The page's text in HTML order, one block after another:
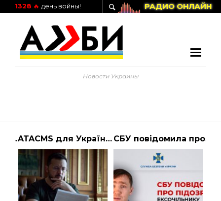
РАДИО ОНЛАЙН
1328 🔥 день войны!
Новости Украины
Різдво в Україні – привітання від Зеленського, Залужного та Шмигаля ATACMS для України – Зеленський обговорив переваги ракет із головою Джонсоном і сенаторами СБУ повідомила про підозру проросійському блогеру Дмитру Васильцю – новини 1+1